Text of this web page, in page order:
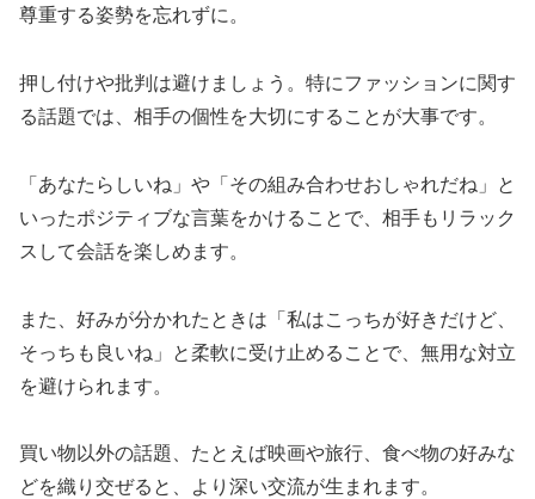
尊重する姿勢を忘れずに。
押し付けや批判は避けましょう。特にファッションに関す
る話題では、相手の個性を大切にすることが大事です。
「あなたらしいね」や「その組み合わせおしゃれだね」と
いったポジティブな言葉をかけることで、相手もリラック
スして会話を楽しめます。
また、好みが分かれたときは「私はこっちが好きだけど、
そっちも良いね」と柔軟に受け止めることで、無用な対立
を避けられます。
買い物以外の話題、たとえば映画や旅行、食べ物の好みな
どを織り交ぜると、より深い交流が生まれます。